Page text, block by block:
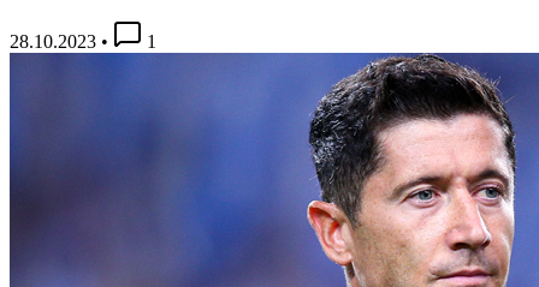
28.10.2023 • 1